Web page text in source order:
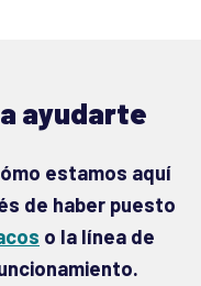
ayudarte
estamos aquí
de haber puesto
o la línea de